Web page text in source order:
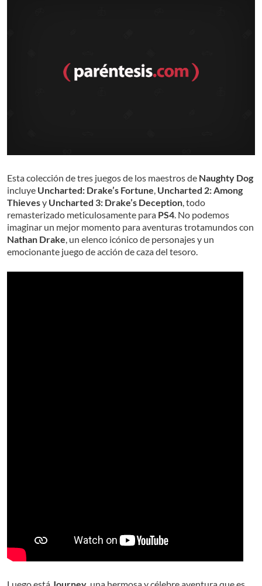
Esta colección de tres juegos de los maestros de Naughty Dog
incluye Uncharted: Drake’s Fortune, Uncharted 2: Among
Thievesy Uncharted 3: Drake’s Deception, todo
remasterizado meticulosamente para PS4. No podemos
imaginar un mejor momento para aventuras trotamundos con
Nathan Drake, un elenco icónico de personajes y un
emocionante juego de acción de caza del tesoro.